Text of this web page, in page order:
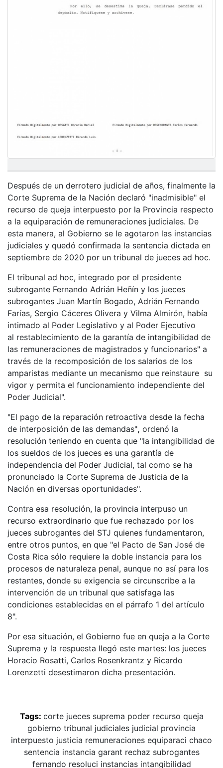
Después de un derrotero judicial de años, finalmente la
Corte Suprema de la Nación declaró "inadmisible" el
recurso de queja interpuesto por la Provincia respecto
a la equiparación de remuneraciones judiciales. De
esta manera, al Gobierno se le agotaron las instancias
judiciales y quedó confirmada la sentencia dictada en
septiembre de 2020 por un tribunal de jueces ad hoc.
El tribunal ad hoc, integrado por el presidente
subrogante Fernando Adrián Heñín y los jueces
subrogantes Juan Martín Bogado, Adrián Fernando
Farías, Sergio Cáceres Olivera y Vilma Almirón, había
intimado al Poder Legislativo y al Poder Ejecutivo
al restablecimiento de la garantía de intangibilidad de
las remuneraciones de magistrados y funcionarios" a
través de la recomposición de los salarios de los
amparistas mediante un mecanismo que reinstaure su
vigor y permita el funcionamiento independiente del
Poder Judicial".
"El pago de la reparación retroactiva desde la fecha
de interposición de las demandas", ordenó la
resolución teniendo en cuenta que "la intangibilidad de
los sueldos de los jueces es una garantía de
independencia del Poder Judicial, tal como se ha
pronunciado la Corte Suprema de Justicia de la
Nación en diversas oportunidades".
Contra esa resolución, la provincia interpuso un
recurso extraordinario que fue rechazado por los
jueces subrogantes del STJ quienes fundamentaron,
entre otros puntos, en que "el Pacto de San José de
Costa Rica sólo requiere la doble instancia para los
procesos de naturaleza penal, aunque no así para los
restantes, donde su exigencia se circunscribe a la
intervención de un tribunal que satisfaga las
condiciones establecidas en el párrafo 1 del artículo
8".
Por esa situación, el Gobierno fue en queja a la Corte
Suprema y la respuesta llegó este martes: los jueces
Horacio Rosatti, Carlos Rosenkrantz y Ricardo
Lorenzetti desestimaron dicha presentación.
Tags: corte jueces suprema poder recurso queja
gobierno tribunal judiciales judicial provincia
interpuesto justicia remuneraciones equiparaci chaco
sentencia instancia garant rechaz subrogantes
fernando resoluci instancias intangibilidad